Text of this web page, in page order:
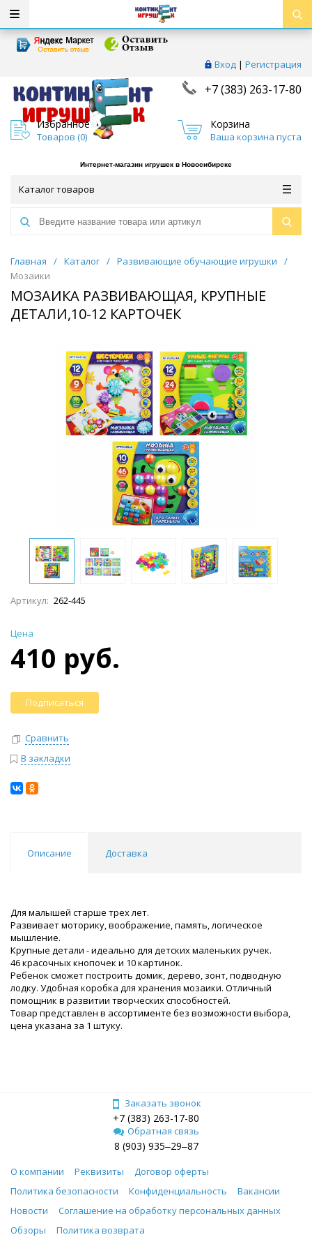
Вход | Регистрация
+7 (383) 263-17-80
Избранное
Товаров (0)
Корзина
Ваша корзина пуста
Интернет-магазин игрушек в Новосибирске
Каталог товаров
Главная / Каталог / Развивающие обучающие игрушки
/
Мозаики
МОЗАИКА РАЗВИВАЮЩАЯ, КРУПНЫЕ
ДЕТАЛИ,10-12 КАРТОЧЕК
Артикул: 262-445
Цена
410 руб.
Подписаться
Сравнить
В закладки
Описание Доставка
Для малышей старше трех лет.
Развивает моторику, воображение, память, логическое
мышление.
Крупные детали - идеально для детских маленьких ручек.
46 красочных кнопочек и 10 картинок.
Ребенок сможет построить домик, дерево, зонт, подводную
лодку. Удобная коробка для хранения мозаики. Отличный
помощник в развитии творческих способностей.
Товар представлен в ассортименте без возможности выбора,
цена указана за 1 штуку.
Заказать звонок
+7 (383) 263-17-80
Обратная связь
8 (903) 935‒29‒87
О компании Реквизиты
Договор оферты
Политика безопасности
Конфиденциальность
Вакансии
Новости
Соглашение на обработку персональных данных
Обзоры
Политика возврата